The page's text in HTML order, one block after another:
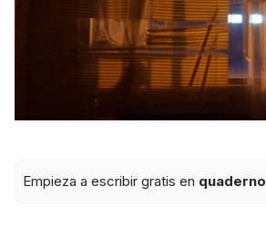
Empieza a escribir gratis en quaderno